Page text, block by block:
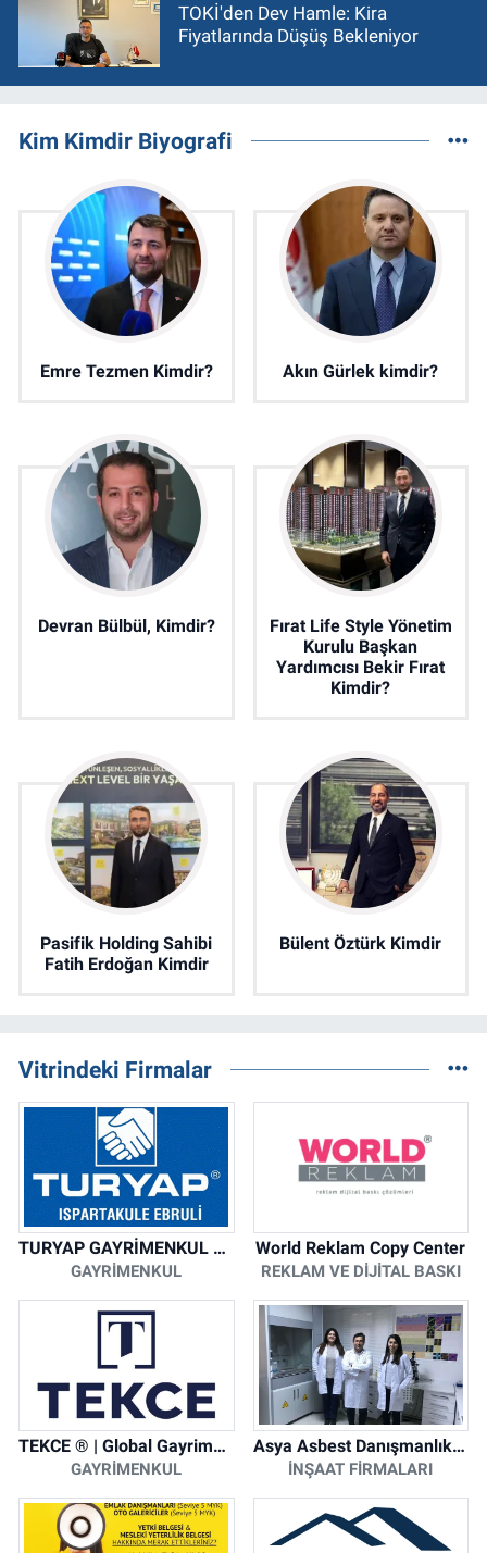
TOKİ'den Dev Hamle: Kira
Fiyatlarında Düşüş Bekleniyor
Kim Kimdir Biyografi
Emre Tezmen Kimdir? Akın Gürlek kimdir?
Devran Bülbül, Kimdir?
Fırat Life Style Yönetim
Kurulu Başkan
Yardımcısı Bekir Fırat
Kimdir?
Pasifik Holding Sahibi
Fatih Erdoğan Kimdir
Bülent Öztürk Kimdir
Vitrindeki Firmalar
TURYAP GAYRİMENKUL DANIŞMANLIK HİZMETLERİ
GAYRIMENKUL
World Reklam Copy Center
REKLAM VE DIJITAL BASKI
TEKCE ® | Global Gayrimenkul Şirketi
GAYRIMENKUL
Asya Asbest Danışmanlık - Asbest Söküm ve Asbest Raporu
İNŞAAT FIRMALARI